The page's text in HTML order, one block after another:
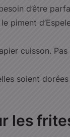
d’être
piment
cuisson.
soient
les